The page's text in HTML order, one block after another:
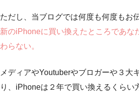
ただし、当ブログでは何度も何度もお
新のiPhoneに買い換えたところであな
わらない。
メディアやYoutuberやブロガーや３大
り、iPhoneは２年で買い換えるくらい